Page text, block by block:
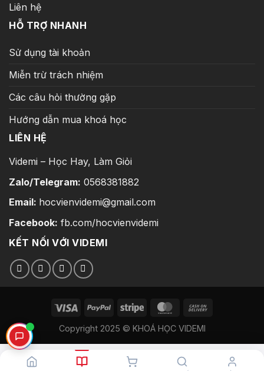
Liên hệ
HỖ TRỢ NHANH
Sử dụng tài khoản
Miễn trừ trách nhiệm
Các câu hỏi thường gặp
Hướng dẫn mua khoá học
LIÊN HỆ
Videmi – Học Hay, Làm Giỏi
Zalo/Telegram: 0568381882
Email: hocvienvidemi@gmail.com
Facebook: fb.com/hocvienvidemi
KẾT NỐI VỚI VIDEMI
Copyright 2025 © KHOÁ HỌC VIDEMI